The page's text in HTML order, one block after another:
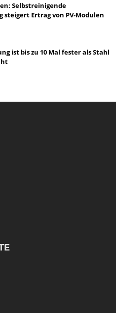
Selbstreinigende
steigert Ertrag von PV-Modulen
ist bis zu 10 Mal fester als Stahl